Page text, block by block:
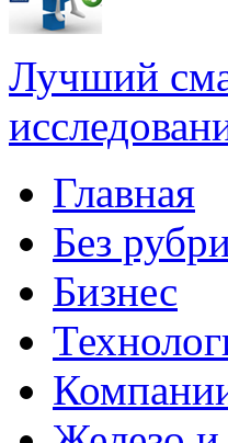
Лучший
Главная
Без
Бизнес